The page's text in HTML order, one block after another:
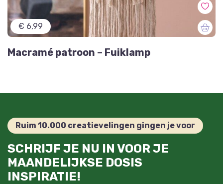
€ 6,99
Macramé patroon – Fuiklamp
Ruim 10.000 creatievelingen gingen je voor
SCHRIJF JE NU IN VOOR JE
MAANDELIJKSE DOSIS
INSPIRATIE!